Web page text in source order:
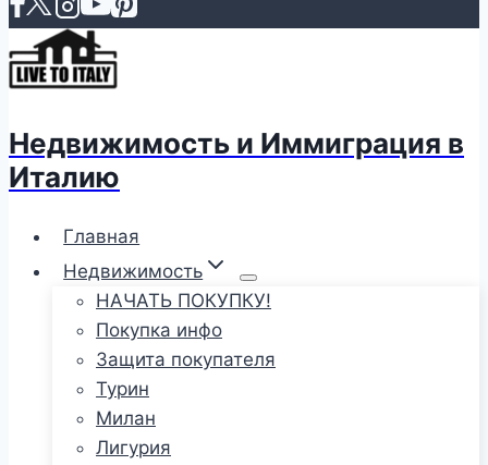
Недвижимость и Иммиграция в
Италию
Главная
Недвижимость
НАЧАТЬ ПОКУПКУ!
Покупка инфо
Защита покупателя
Турин
Милан
Лигурия